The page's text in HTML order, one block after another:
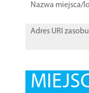
Nazwa miejsca/
Adres URI